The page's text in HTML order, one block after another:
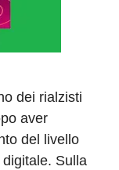
dei rialzisti
aver
del livello
Sulla